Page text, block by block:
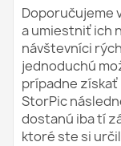
Doporučujeme
a umiestniť ich
návštevníci
jednoduchú
prípadne získať
StorPic
dostanú iba tí
ktoré ste si